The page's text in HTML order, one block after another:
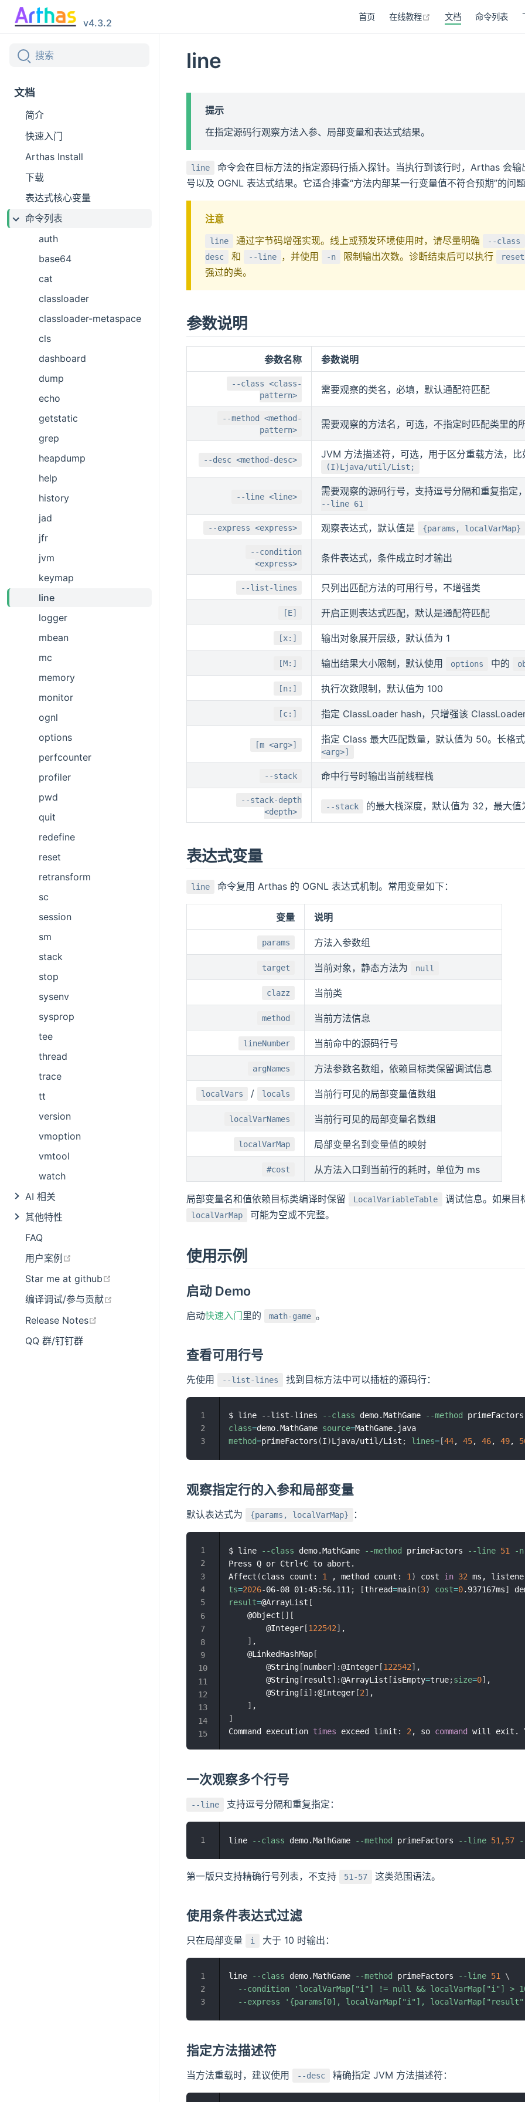
v4.3.2
首页 在线教程 在新窗口打开
文档 命令列表
文档
简介
快速入门
Arthas Install
下载
表达式核心变量
命令列表
auth
base64
cat
classloader
classloader-metaspace
cls
dashboard
dump
echo
getstatic
grep
heapdump
help
history
jad
jfr
jvm
keymap
line
logger
mbean
mc
memory
monitor
ognl
options
perfcounter
profiler
pwd
quit
redefine
reset
retransform
sc
session
sm
stack
stop
sysenv
sysprop
tee
thread
trace
tt
version
vmoption
vmtool
watch
AI 相关
其他特性
FAQ
用户案例
Star me at github
编译调试/参与贡献
Release Notes
QQ 群/钉钉群
line
提示
在指定源码行观察方法入参、局部变量和表达式结果。
line
命令会在目标方法的指定源码行插入探针。当执行到该行时，Arthas 会
号以及 OGNL 表达式结果。它适合排查“方法内部某一行变量值不符合预期”的问
注意
line 通过字节码增强实现。线上或预发环境使用时，请尽量明确
--class
desc
和 --line ，并使用 -n 限制输出次数。诊断结束后可以执行 reset
强过的类。
参数说明
参数名称 参数说明
--class <class-
pattern>
需要观察的类名，必填，默认通配符匹配
--method <method-
pattern>
需要观察的方法名，可选，不指定时匹配类里的
--desc <method-desc> JVM 方法描述符，可选，用于区分重载方法，比
(I)Ljava/util/List;
--line <line> 需要观察的源码行号，支持逗号分隔和重复指定
--line 61
--express <express> 观察表达式，默认值是 {params, localVarMap}
--condition
<express>
条件表达式，条件成立时才输出
--list-lines 只列出匹配方法的可用行号，不增强类
[E] 开启正则表达式匹配，默认是通配符匹配
[x:] 输出对象展开层级，默认值为 1
[M:] 输出结果大小限制，默认使用 options 中的
[n:] 执行次数限制，默认值为 100
[c:] 指定 ClassLoader hash，只增强该
[m <arg>] 指定 Class 最大匹配数量，默认值为 50。长格
<arg>]
--stack 命中行号时输出当前线程栈
--stack-depth
<depth>
--stack 的最大栈深度，默认值为 32，最大
表达式变量
line 命令复用 Arthas 的 OGNL 表达式机制。常用变量如下：
变量 说明
params 方法入参数组
target 当前对象，静态方法为 null
clazz 当前类
method 当前方法信息
lineNumber 当前命中的源码行号
argNames 方法参数名数组，依赖目标类保留调试信息
localVars / locals 当前行可见的局部变量值数组
localVarNames 当前行可见的局部变量名数组
localVarMap 局部变量名到变量值的映射
#cost 从方法入口到当前行的耗时，单位为 ms
局部变量名和值依赖目标类编译时保留 LocalVariableTable 调试信息。如果目
localVarMap 可能为空或不完整。
使用示例
启动 Demo
启动快速入门里的 math-game 。
查看可用行号
先使用 --list-lines 找到目标方法中可以插桩的源码行：
$ line --list-lines --class demo.MathGame --method
class=demo.MathGame source=
method=primeFactors (I)Ljava/util/List ; lines= [44, 45, 46, 49,
观察指定行的入参和局部变量
默认表达式为 {params, localVarMap} ：
$ line --class demo.MathGame --method primeFactors --line 51
-n
Press Q or Ctrl+C to abort.
Affect (class count: 1 , method count: 1 ) cost in 32 ms,
ts=2026-06-08 01:45:56.111 ; [thread=main(3) cost=0.937167ms]
result=@ArrayList [
    @Object
[ ] [
        @Integer
[122542] ,
] ,
    @LinkedHashMap
[
        @String
[number] :@Integer[122542] ,
        @String
[ result] :@ArrayList [isEmpty=true;size=0] ,
        @String
[i ] :@Integer[2] ,
]
]
Command execution times exceed limit: 2 , so command will exit.
一次观察多个行号
--line 支持逗号分隔和重复指定：
line --class demo.MathGame --method primeFactors --line 51,57
第一版只支持精确行号列表，不支持 51-57 这类范围语法。
使用条件表达式过滤
只在局部变量 i 大于 10 时输出：
line --class demo.MathGame --method primeFactors --line 51 \
--condition
'localVarMap["i"] != null && localVarMap["i"] >
--express
'{params[0], localVarMap["i"],
指定方法描述符
当方法重载时，建议使用 --desc 精确指定 JVM 方法描述符：